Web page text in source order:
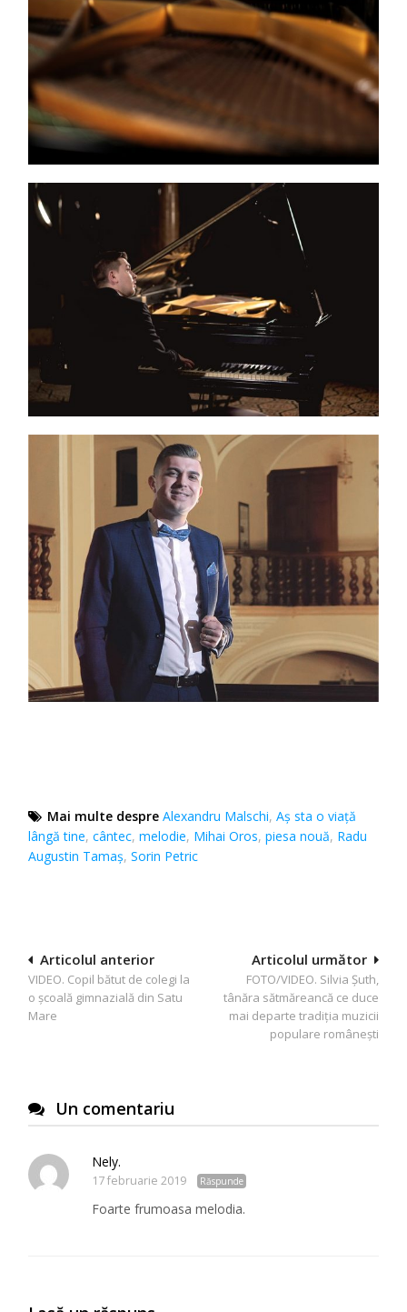
Mai multe despre Alexandru Malschi,Aș sta o viață
lângă tine,cântec,melodie, Mihai Oros,piesa nouă, Radu
Augustin Tamaș,Sorin Petric
Navigare
în
articole
Articolul următor
FOTO/VIDEO. Silvia Șuth,
tânăra sătmăreancă ce duce
mai departe tradiția muzicii
populare românești
Articolul anterior
VIDEO. Copil bătut de colegi la
o școală gimnazială din Satu
Mare
Un comentariu
Nely.
17 februarie 2019 Răspunde
Foarte frumoasa melodia.